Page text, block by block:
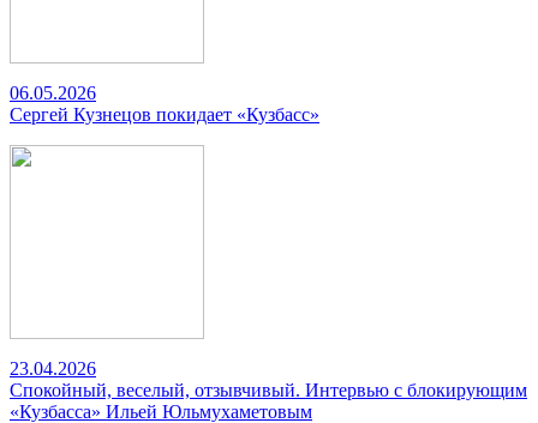
06.05.2026
Сергей Кузнецов покидает «Кузбасс»
23.04.2026
Спокойный, веселый, отзывчивый. Интервью с блокирующим
«Кузбасса» Ильей Юльмухаметовым